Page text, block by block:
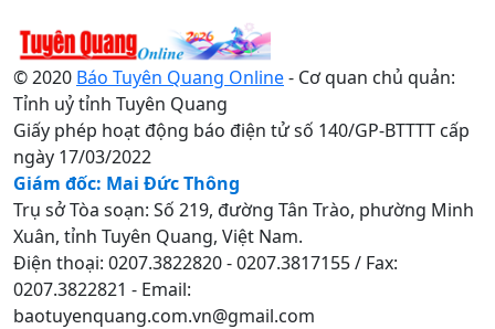
© 2020 Báo Tuyên Quang Online- Cơ quan chủ quản:
Tỉnh uỷ tỉnh Tuyên Quang
Giấy phép hoạt động báo điện tử số 140/GP-BTTTT cấp
ngày 17/03/2022
Giám đốc: Mai Đức Thông
Trụ sở Tòa soạn: Số 219, đường Tân Trào, phường Minh
Xuân, tỉnh Tuyên Quang, Việt Nam.
Điện thoại: 0207.3822820 - 0207.3817155 / Fax:
0207.3822821 - Email:
baotuyenquang.com.vn@gmail.com